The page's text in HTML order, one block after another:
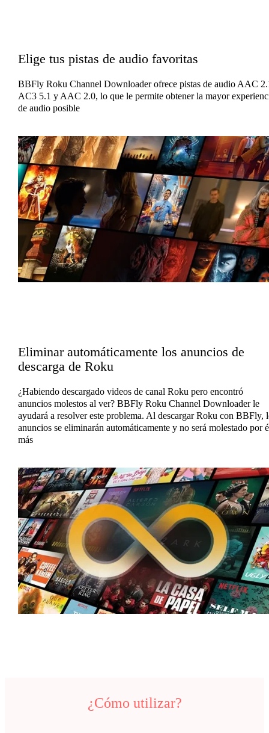
Elige tus pistas de audio favoritas
BBFly Roku Channel Downloader ofrece pistas de audio AAC
AC3 5.1 y AAC 2.0, lo que le permite obtener la mayor
de audio posible
Eliminar automáticamente los anuncios de
descarga de Roku
¿Habiendo descargado videos de canal Roku pero encontró
anuncios molestos al ver? BBFly Roku Channel Downloader le
ayudará a resolver este problema. Al descargar Roku con BBFly,
anuncios se eliminarán automáticamente y no será molestado por
más
¿Cómo utilizar?